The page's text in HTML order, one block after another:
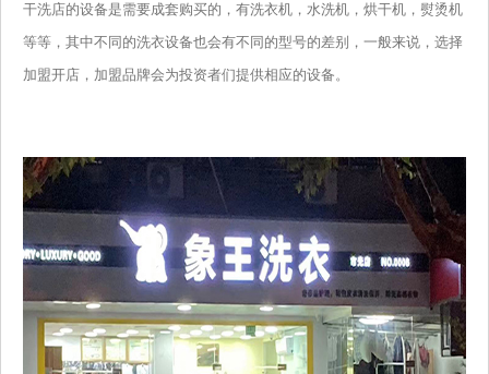
干洗店的设备是需要成套购买的，有洗衣机，水洗机，烘干机，熨烫机
等等，其中不同的洗衣设备也会有不同的型号的差别，一般来说，选择
加盟开店，加盟品牌会为投资者们提供相应的设备。